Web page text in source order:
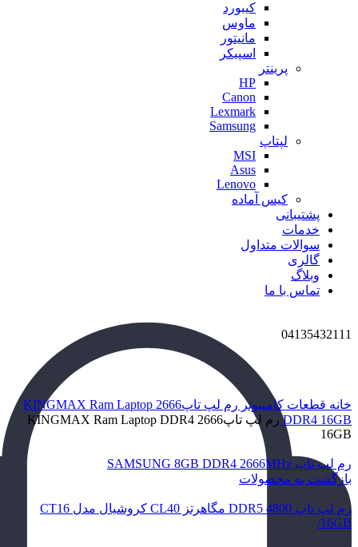
کیبورد
ماوس
مانیتور
اسپیکر
پرینتر
HP
Canon
Lexmark
Samsung
لپتاپ
MSI
Asus
Lenovo
کیس آماده
پشتیبانی
خدمات
سوالات متداول
گالری
وبلاگ
تماس با ما
04135432111
برای بزرگنمایی کلیک کنید
خانه قطعات کامپیوتر
رم لپ تاپ2666 KINGMAX Ram Laptop
DDR4 16GB
رم لپ تاپ2666 KINGMAX Ram Laptop DDR4
16GB
رم لپ تاپ SAMSUNG 8GB DDR4 2666MHz
بازگشت به محصولات
رم لپ تاپ DDR5 4800 مگاهرتز CL40 کروشیال مدل CT16
/16GB